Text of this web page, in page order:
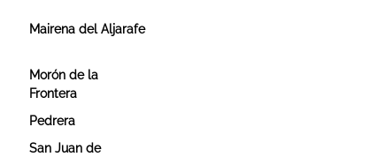
Mairena del Aljarafe
Morón de la
Frontera
Pedrera
San Juan de